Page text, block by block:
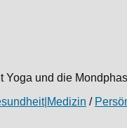
und die
/